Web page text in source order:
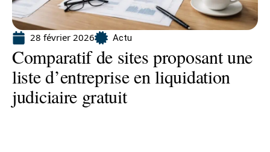
28 février 2026 Actu
Comparatif de sites proposant une
liste d’entreprise en liquidation
judiciaire gratuit